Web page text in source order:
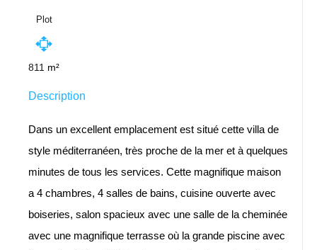
Plot
811 m²
Description
Dans un excellent emplacement est situé cette villa de
style méditerranéen, très proche de la mer et à quelques
minutes de tous les services. Cette magnifique maison
a 4 chambres, 4 salles de bains, cuisine ouverte avec
boiseries, salon spacieux avec une salle de la cheminée
avec une magnifique terrasse où la grande piscine avec